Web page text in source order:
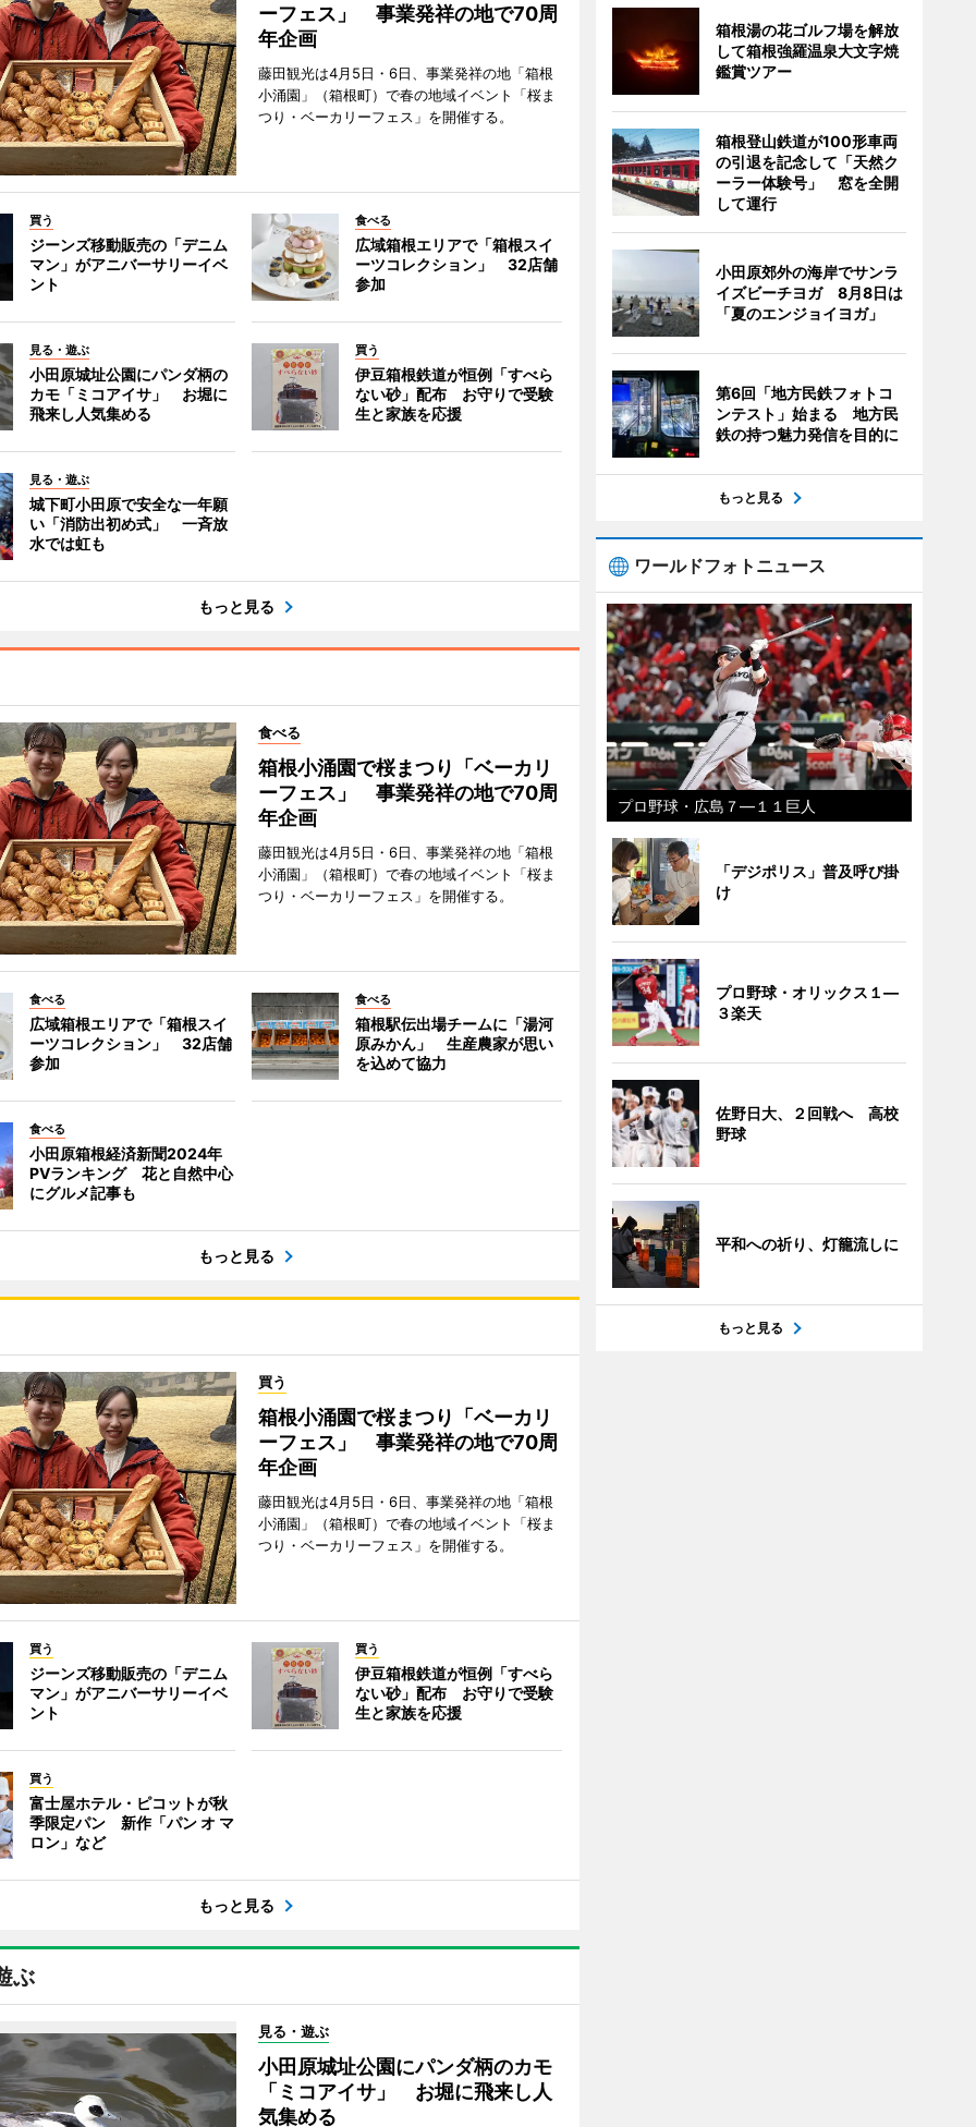
ーフェス」 事業発祥の地で70周
年企画
藤田観光は4月5日・6日、事業発祥の地「箱根
小涌園」（箱根町）で春の地域イベント「桜ま
つり・ベーカリーフェス」を開催する。
買う
ジーンズ移動販売の「デニム
マン」がアニバーサリーイベ
ント
食べる
広域箱根エリアで「箱根スイ
ーツコレクション」 32店舗
参加
見る・遊ぶ
小田原城址公園にパンダ柄の
カモ「ミコアイサ」 お堀に
飛来し人気集める
買う
伊豆箱根鉄道が恒例「すべら
ない砂」配布 お守りで受験
生と家族を応援
見る・遊ぶ
城下町小田原で安全な一年願
い「消防出初め式」 一斉放
水では虹も
もっと見る
食べる
箱根小涌園で桜まつり「ベーカリ
ーフェス」 事業発祥の地で70周
年企画
藤田観光は4月5日・6日、事業発祥の地「箱根
小涌園」（箱根町）で春の地域イベント「桜ま
つり・ベーカリーフェス」を開催する。
食べる
広域箱根エリアで「箱根スイ
ーツコレクション」 32店舗
参加
食べる
箱根駅伝出場チームに「湯河
原みかん」 生産農家が思い
を込めて協力
食べる
小田原箱根経済新聞2024年
PVランキング 花と自然中心
にグルメ記事も
もっと見る
買う
箱根小涌園で桜まつり「ベーカリ
ーフェス」 事業発祥の地で70周
年企画
藤田観光は4月5日・6日、事業発祥の地「箱根
小涌園」（箱根町）で春の地域イベント「桜ま
つり・ベーカリーフェス」を開催する。
買う
ジーンズ移動販売の「デニム
マン」がアニバーサリーイベ
ント
買う
伊豆箱根鉄道が恒例「すべら
ない砂」配布 お守りで受験
生と家族を応援
買う
富士屋ホテル・ピコットが秋
季限定パン 新作「パン オ マ
ロン」など
もっと見る
ぶ
見る・遊ぶ
小田原城址公園にパンダ柄のカモ
「ミコアイサ」 お堀に飛来し人
気集める
箱根湯の花ゴルフ場を解放
して箱根強羅温泉大文字焼
鑑賞ツアー
箱根登山鉄道が100形車両
の引退を記念して「天然ク
ーラー体験号」 窓を全開
して運行
小田原郊外の海岸でサンラ
イズビーチヨガ 8月8日は
「夏のエンジョイヨガ」
第6回「地方民鉄フォトコ
ンテスト」始まる 地方民
鉄の持つ魅力発信を目的に
もっと見る
ワールドフォトニュース
プロ野球・広島７―１１巨人
「デジポリス」普及呼び掛
け
プロ野球・オリックス１―
３楽天
佐野日大、２回戦へ 高校
野球
平和への祈り、灯籠流しに
もっと見る